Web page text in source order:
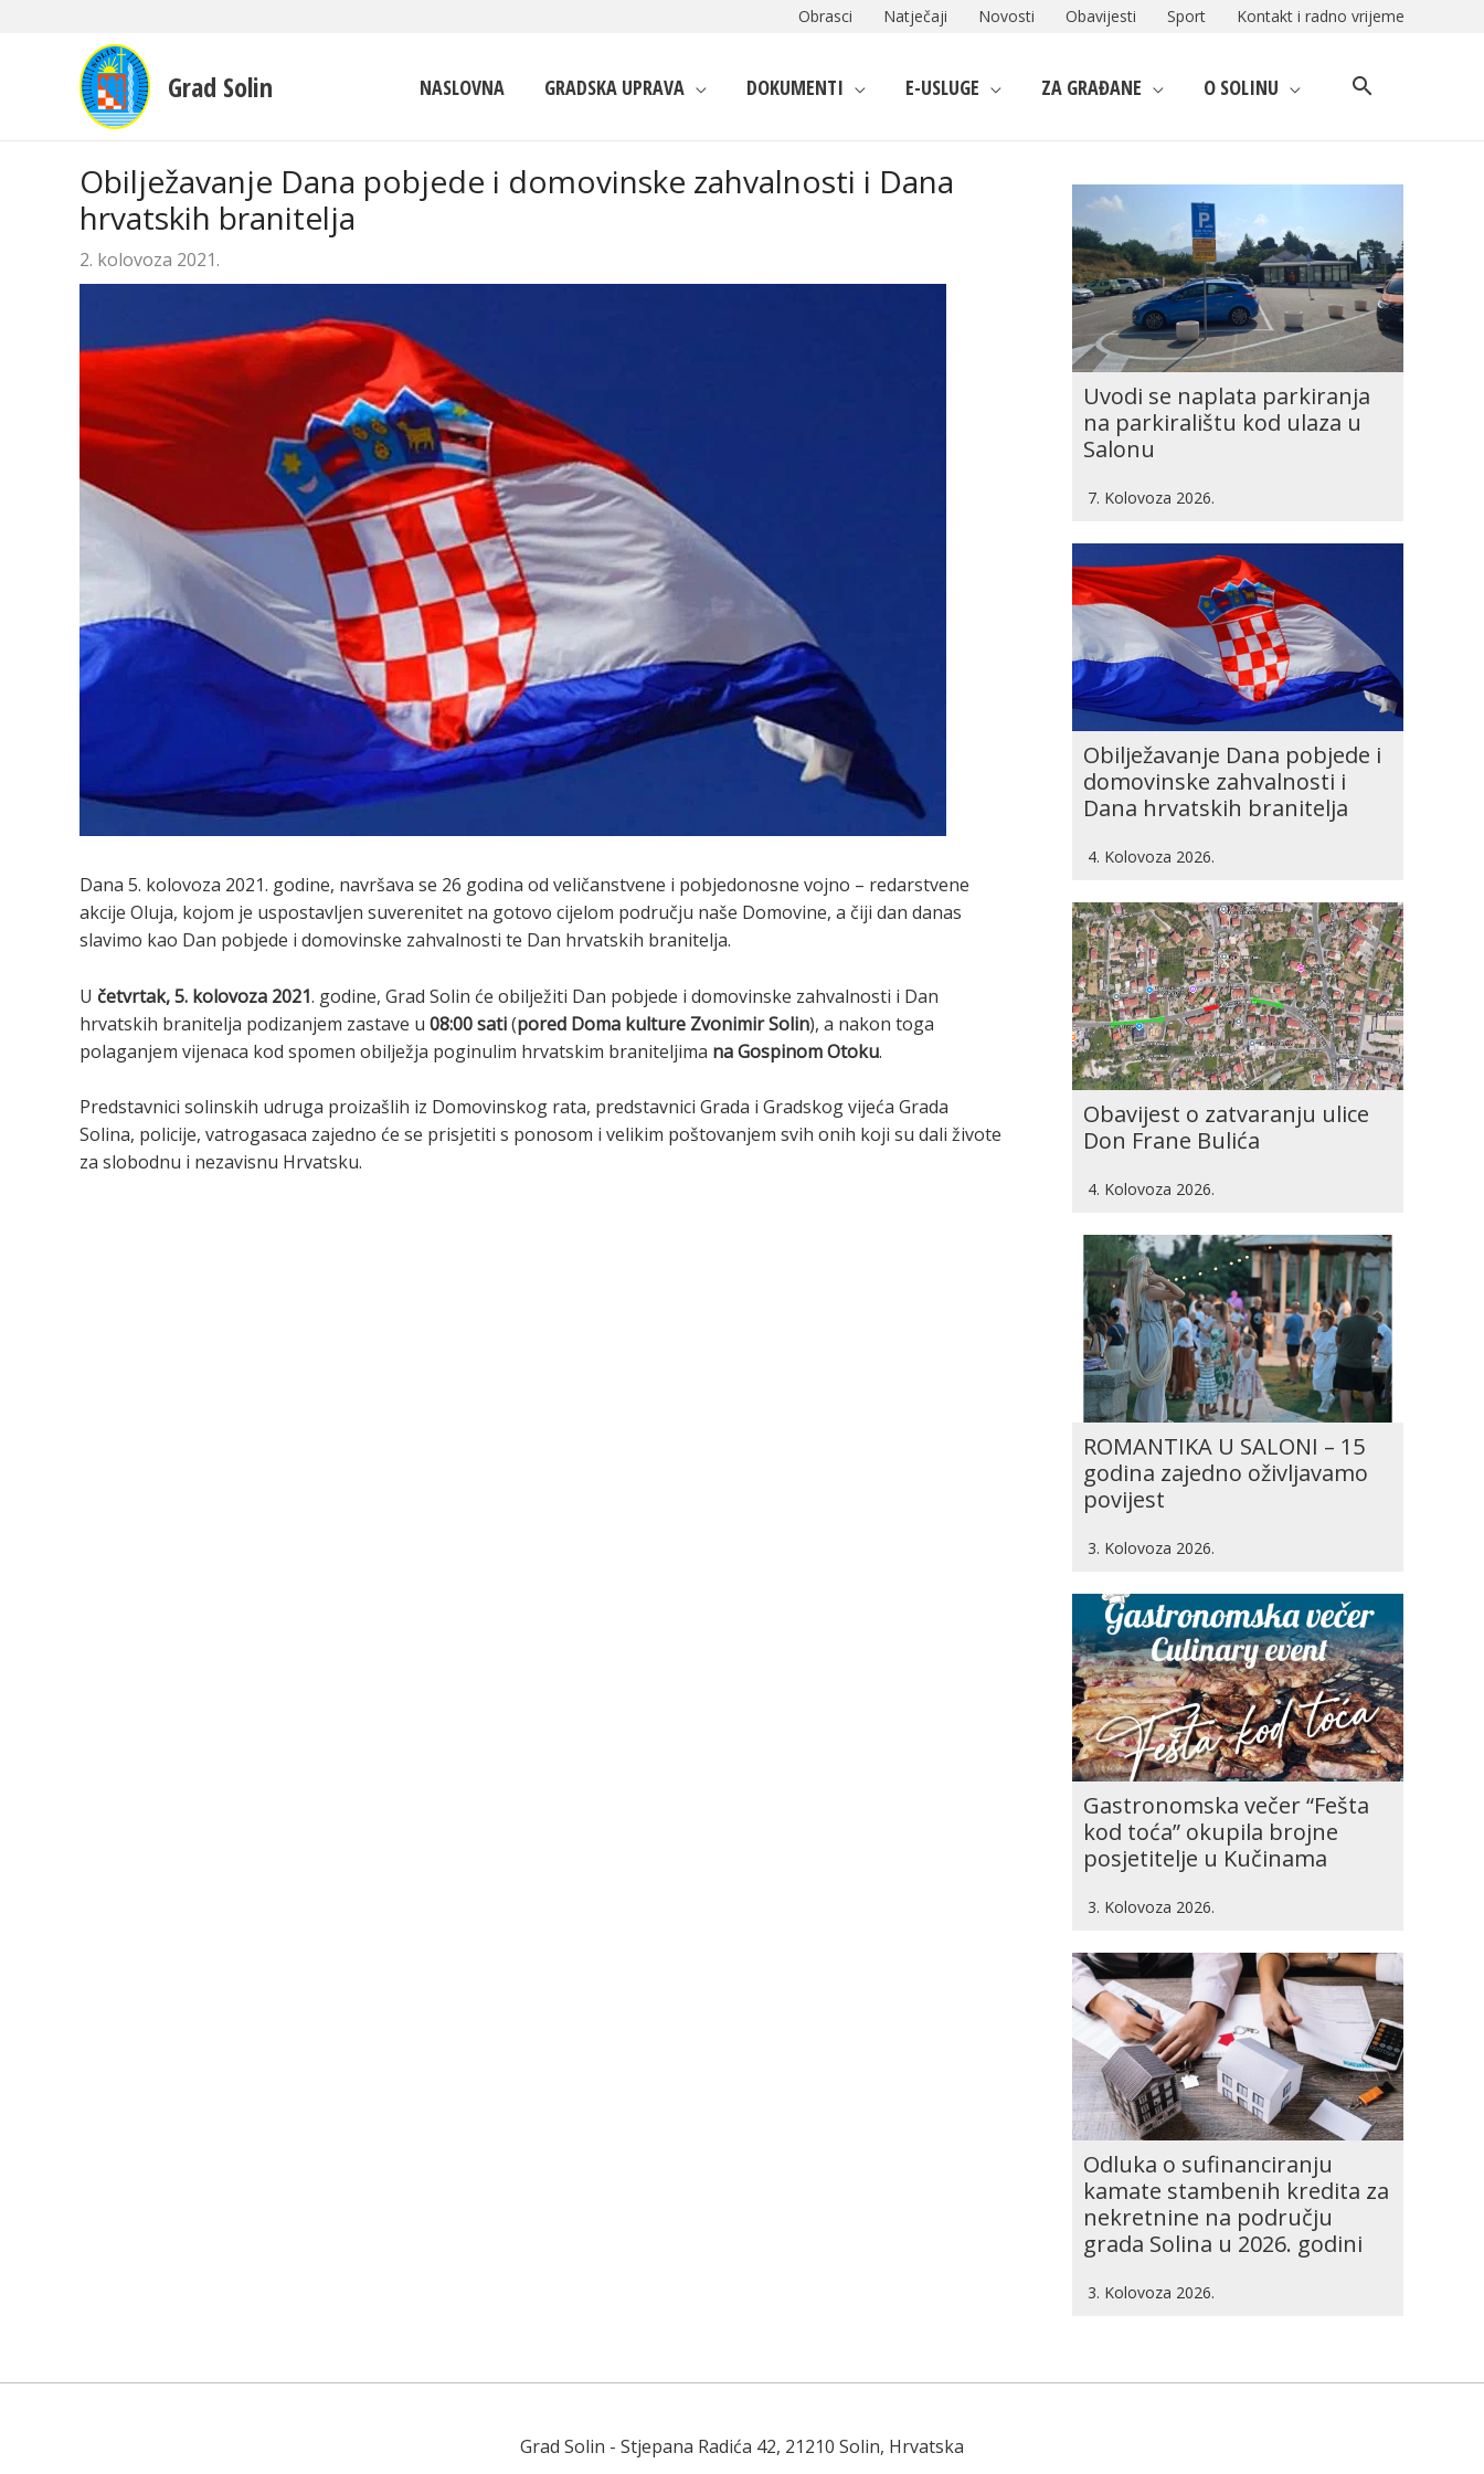
Obrasci Natječaji Novosti Obavijesti Sport Kontakt i radno vrijeme
Grad Solin NASLOVNA GRADSKA UPRAVA DOKUMENTI E-USLUGE ZA GRAĐANE O SOLINU
Obilježavanje Dana pobjede i domovinske zahvalnosti i Dana
hrvatskih branitelja
2. kolovoza 2021.
Dana 5. kolovoza 2021. godine, navršava se 26 godina od veličanstvene i pobjedonosne vojno – redarstvene
akcije Oluja, kojom je uspostavljen suverenitet na gotovo cijelom području naše Domovine, a čiji dan danas
slavimo kao Dan pobjede i domovinske zahvalnosti te Dan hrvatskih branitelja.
U četvrtak, 5. kolovoza 2021. godine, Grad Solin će obilježiti Dan pobjede i domovinske zahvalnosti i Dan
hrvatskih branitelja podizanjem zastave u 08:00 sati(pored Doma kulture Zvonimir Solin), a nakon toga
polaganjem vijenaca kod spomen obilježja poginulim hrvatskim braniteljima na Gospinom Otoku.
Predstavnici solinskih udruga proizašlih iz Domovinskog rata, predstavnici Grada i Gradskog vijeća Grada
Solina, policije, vatrogasaca zajedno će se prisjetiti s ponosom i velikim poštovanjem svih onih koji su dali živote
za slobodnu i nezavisnu Hrvatsku.
Uvodi se naplata parkiranja
na parkiralištu kod ulaza u
Salonu
7. Kolovoza 2026.
Obilježavanje Dana pobjede i
domovinske zahvalnosti i
Dana hrvatskih branitelja
4. Kolovoza 2026.
Obavijest o zatvaranju ulice
Don Frane Bulića
4. Kolovoza 2026.
ROMANTIKA U SALONI – 15
godina zajedno oživljavamo
povijest
3. Kolovoza 2026.
Gastronomska večer “Fešta
kod toća” okupila brojne
posjetitelje u Kučinama
3. Kolovoza 2026.
Odluka o sufinanciranju
kamate stambenih kredita za
nekretnine na području
grada Solina u 2026. godini
3. Kolovoza 2026.
Grad Solin - Stjepana Radića 42, 21210 Solin, Hrvatska